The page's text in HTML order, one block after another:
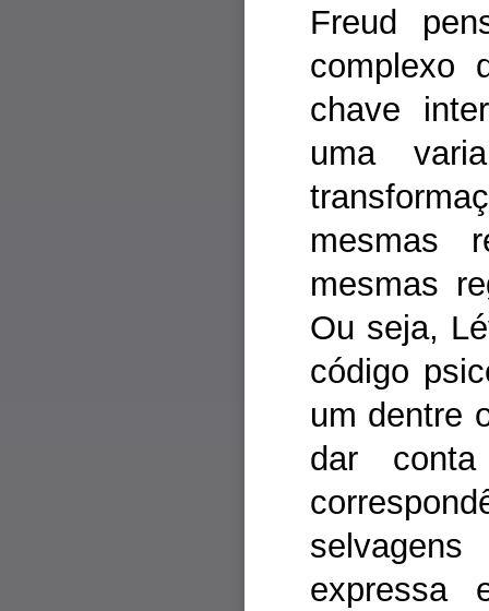
Freud
complexo
chave
uma
mesmas
mesmas
Ou seja,
código
um dentre
dar
expressa